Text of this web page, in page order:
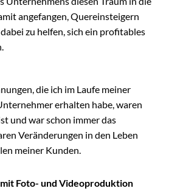
angefangen, Quereinsteigern
zu helfen, sich ein profitables
die ich im Laufe meiner
erhalten habe, waren
und war schon immer das
Veränderungen in den Leben
meiner Kunden.
Foto- und Videoproduktion